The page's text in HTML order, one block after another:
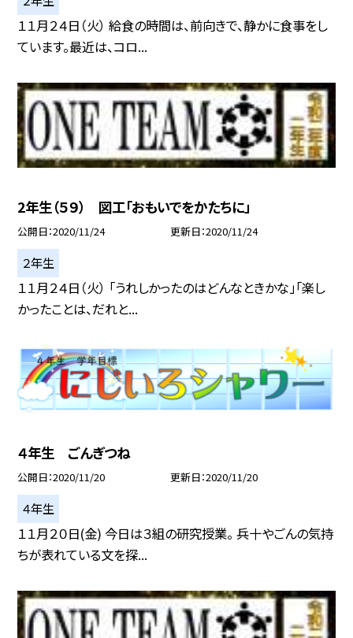
１１月２４日（火） 給食の時間は、前向きで、静かに食事をし
ています。最近は、コロ...
2年生（５９） 図工「おもいでをかたちに」
公開日 2020/11/24 更新日 2020/11/24
２年生
１１月２４日（火） 「うれしかったのはどんなときかな」「楽し
かったことは、だれと...
４年生 ごんぎつね
公開日 2020/11/20 更新日 2020/11/20
４年生
１１月２０日(金) 今日は３組の研究授業。 兵十やごんの気持
ちが表れている文を探...